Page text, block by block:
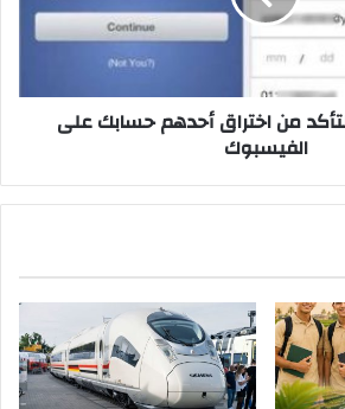
من اختراق أحدهم حسابك على
الفيسبوك